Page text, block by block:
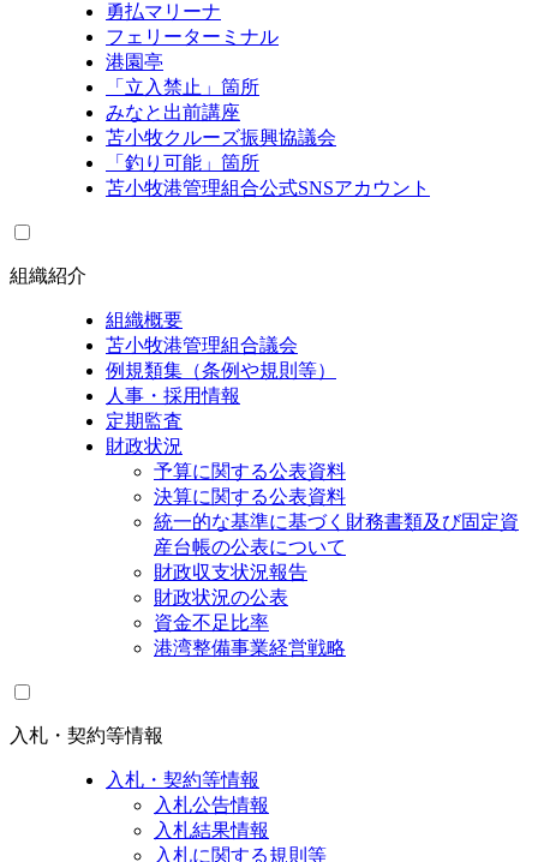
勇払マリーナ
フェリーターミナル
港園亭
「立入禁止」箇所
みなと出前講座
苫小牧クルーズ振興協議会
「釣り可能」箇所
苫小牧港管理組合公式SNSアカウント
組織紹介
組織概要
苫小牧港管理組合議会
例規類集（条例や規則等）
人事・採用情報
定期監査
財政状況
予算に関する公表資料
決算に関する公表資料
統一的な基準に基づく財務書類及び固定資
産台帳の公表について
財政収支状況報告
財政状況の公表
資金不足比率
港湾整備事業経営戦略
入札・契約等情報
入札・契約等情報
入札公告情報
入札結果情報
入札に関する規則等